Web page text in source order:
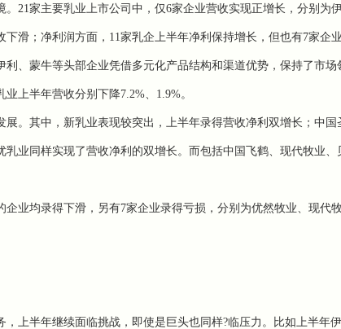
家主要乳业上市公司中，仅6家企业营收实现正增长，分别为
滑；净利润方面，11家乳企上半年净利保持增长，但也有7家企业
蒙牛等头部企业凭借多元化产品结构和渠道优势，保持了市场
上半年营收分别下降7.2%、1.9%。
其中，新乳业表现较突出，上半年录得营收净利双增长；中国
业同样实现了营收净利的双增长。而包括中国飞鹤、现代牧业、
均录得下滑，另有7家企业录得亏损，分别为优然牧业、现代
半年继续面临挑战，即使是巨头也同样?临压力。比如上半年